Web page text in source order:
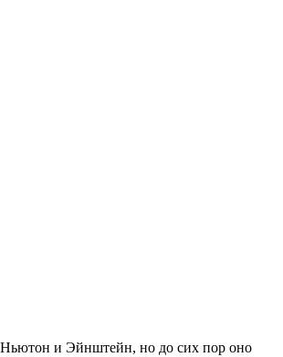
Ньютон и Эйнштейн, но до сих пор оно